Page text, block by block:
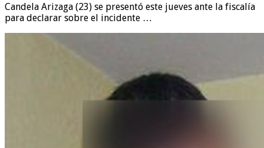
Candela Arizaga (23) se presentó este jueves ante la fiscalía
para declarar sobre el incidente …